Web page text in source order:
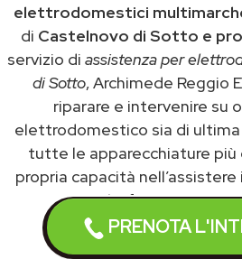
PRENOTA
elettrodomestici
di Castelnovo di Sotto e
servizio di assistenza per
di Sotto, Archimede Reggio
riparare e intervenire su
elettrodomestico sia di
tutte le apparecchiature più
propria capacità
Reggio Emilia fornisce un
elettrodomestico a